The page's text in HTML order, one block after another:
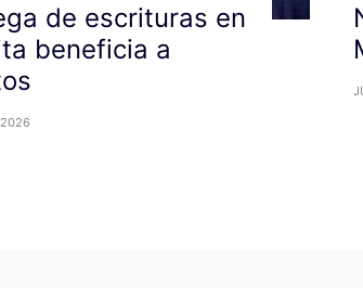
de escrituras en
beneficia a